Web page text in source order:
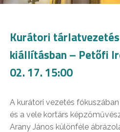
Kurátori
kiállításban – Petőfi
02. 17. 15:00
A kurátori vezetés
és a vele kortárs
Arany János különféle